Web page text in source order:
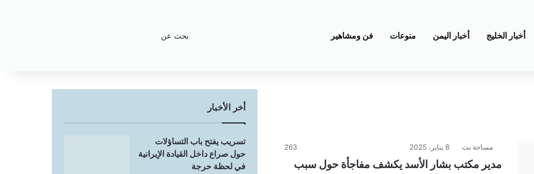
أخبار الخليج أخبار اليمن منوعات فن ومشاهير
مساحة نت 8 يناير، 2025 263
مدير مكتب بشار الأسد يكشف مفاجأة حول سبب
أخر الأخبار
تسريب يفتح باب التساؤلات
حول صراع داخل القيادة الإيرانية
في لحظة حرجة